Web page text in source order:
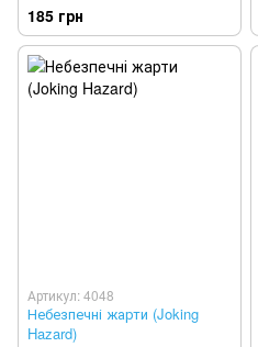
185 грн
Артикул: 4048
Небезпечні жарти (Joking
Hazard)